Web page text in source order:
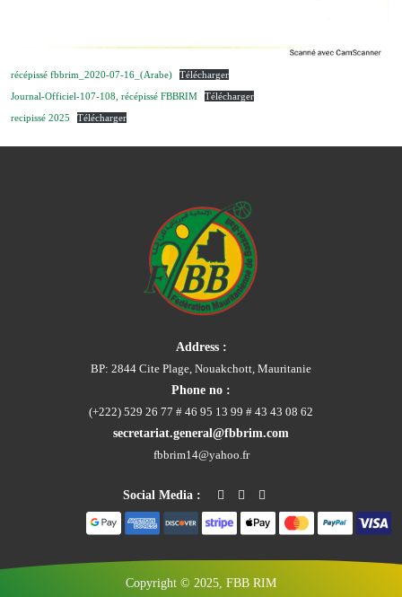
récépissé fbbrim_2020-07-16_(Arabe)
Télécharger
Journal-Officiel-107-108, récépissé FBBRIM
Télécharger
recipissé 2025
Télécharger
Address :
BP: 2844 Cite Plage, Nouakchott, Mauritanie
Phone no :
(+222) 529 26 77 # 46 95 13 99 # 43 43 08 62
secretariat.general@fbbrim.com
fbbrim14@yahoo.fr
Social Media :
Copyright © 2025, FBB RIM